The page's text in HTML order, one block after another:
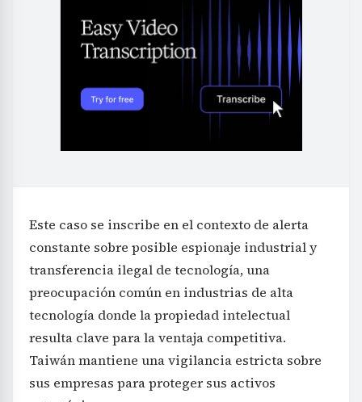
Este caso se inscribe en el contexto de alerta
constante sobre posible espionaje industrial y
transferencia ilegal de tecnología, una
preocupación común en industrias de alta
tecnología donde la propiedad intelectual
resulta clave para la ventaja competitiva.
Taiwán mantiene una vigilancia estricta sobre
sus empresas para proteger sus activos